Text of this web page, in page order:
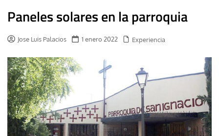
Paneles solares en la parroquia
Jose Luis Palacios 1 enero 2022 Experiencia